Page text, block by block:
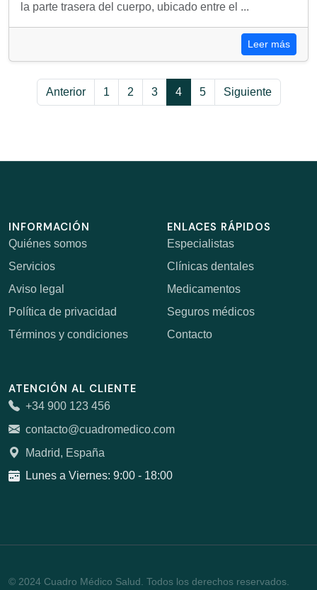
la parte trasera del cuerpo, ubicado entre el ...
Leer más
Anterior 1 2 3 4 5 Siguiente
INFORMACIÓN
Quiénes somos
Servicios
Aviso legal
Política de privacidad
Términos y condiciones
ENLACES RÁPIDOS
Especialistas
Clínicas dentales
Medicamentos
Seguros médicos
Contacto
ATENCIÓN AL CLIENTE
+34 900 123 456
contacto@cuadromedico.com
Madrid, España
Lunes a Viernes: 9:00 - 18:00
© 2024 Cuadro Médico Salud. Todos los derechos reservados.